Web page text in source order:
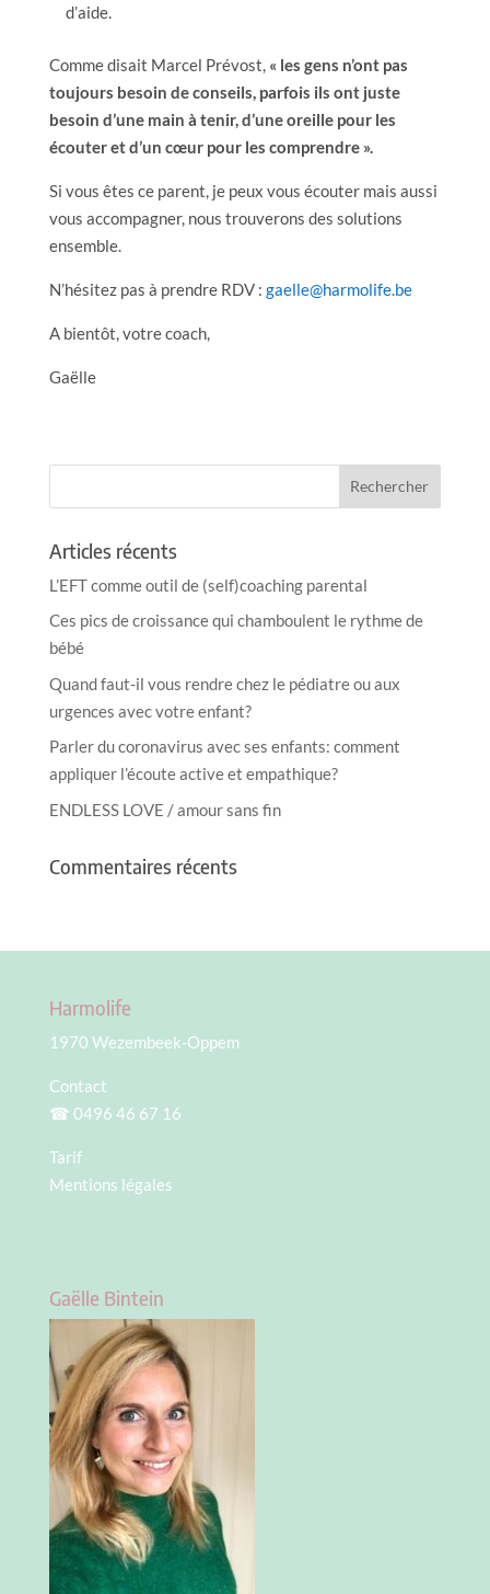
d’aide.
Comme disait Marcel Prévost,« les gens n’ont pas
toujours besoin de conseils, parfois ils ont juste
besoin d’une main à tenir, d’une oreille pour les
écouter et d’un cœur pour les comprendre ».
Si vous êtes ce parent, je peux vous écouter mais aussi
vous accompagner, nous trouverons des solutions
ensemble.
N’hésitez pas à prendre RDV : gaelle@harmolife.be
A bientôt, votre coach,
Gaëlle
Articles récents
L’EFT comme outil de (self)coaching parental
Ces pics de croissance qui chamboulent le rythme de
bébé
Quand faut-il vous rendre chez le pédiatre ou aux
urgences avec votre enfant?
Parler du coronavirus avec ses enfants: comment
appliquer l’écoute active et empathique?
ENDLESS LOVE / amour sans fin
Commentaires récents
Harmolife
1970 Wezembeek-Oppem
Contact
☎ 0496 46 67 16
Tarif
Mentions légales
Gaëlle Bintein